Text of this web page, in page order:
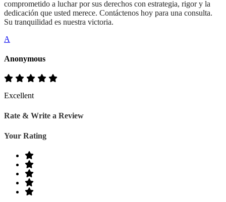
comprometido a luchar por sus derechos con estrategia, rigor y la
dedicación que usted merece. Contáctenos hoy para una consulta.
Su tranquilidad es nuestra victoria.
A
Anonymous
Excellent
Rate & Write a Review
Your Rating